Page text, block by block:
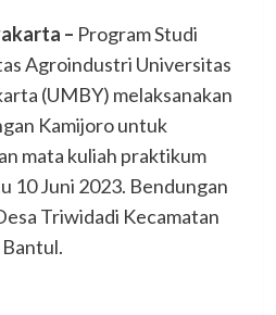
– Program Studi
Agroindustri Universitas
(UMBY) melaksanakan
Kamijoro untuk
mata kuliah praktikum
10 Juni 2023. Bendungan
Triwidadi Kecamatan